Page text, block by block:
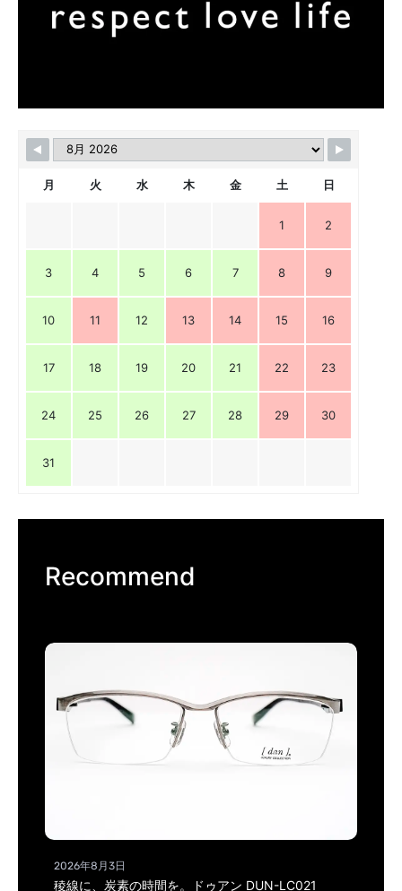
月 火 水 木 金 土 日
1 2
3 4 5 6 7 8 9
10 11 12 13 14 15 16
17 18 19 20 21 22 23
24 25 26 27 28 29 30
31
Recommend
2026年8月3日
稜線に、炭素の時間を。ドゥアン DUN-LC021